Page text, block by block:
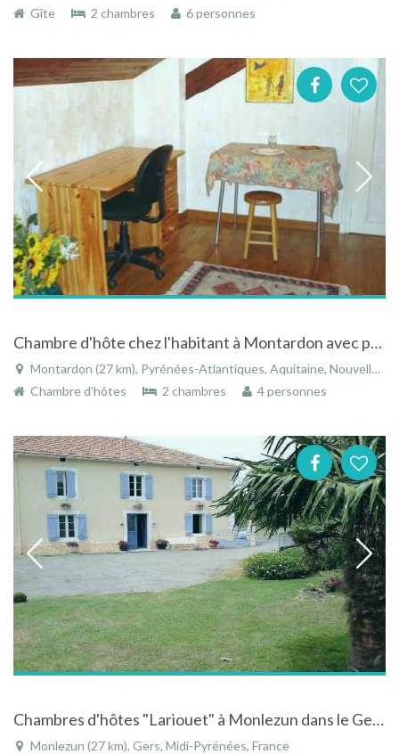
Gîte
2 chambres 6 personnes
Chambre d'hôte chez l'habitant à Montardon avec possiblité de belles randonnées
Montardon (27 km), Pyrénées-Atlantiques, Aquitaine, Nouvelle-Aquitaine, France
Chambre d'hôtes
2 chambres 4 personnes
Chambres d'hôtes "Lariouet" à Monlezun dans le Gers en Midi Pyrénées
Monlezun (27 km), Gers, Midi-Pyrénées, France